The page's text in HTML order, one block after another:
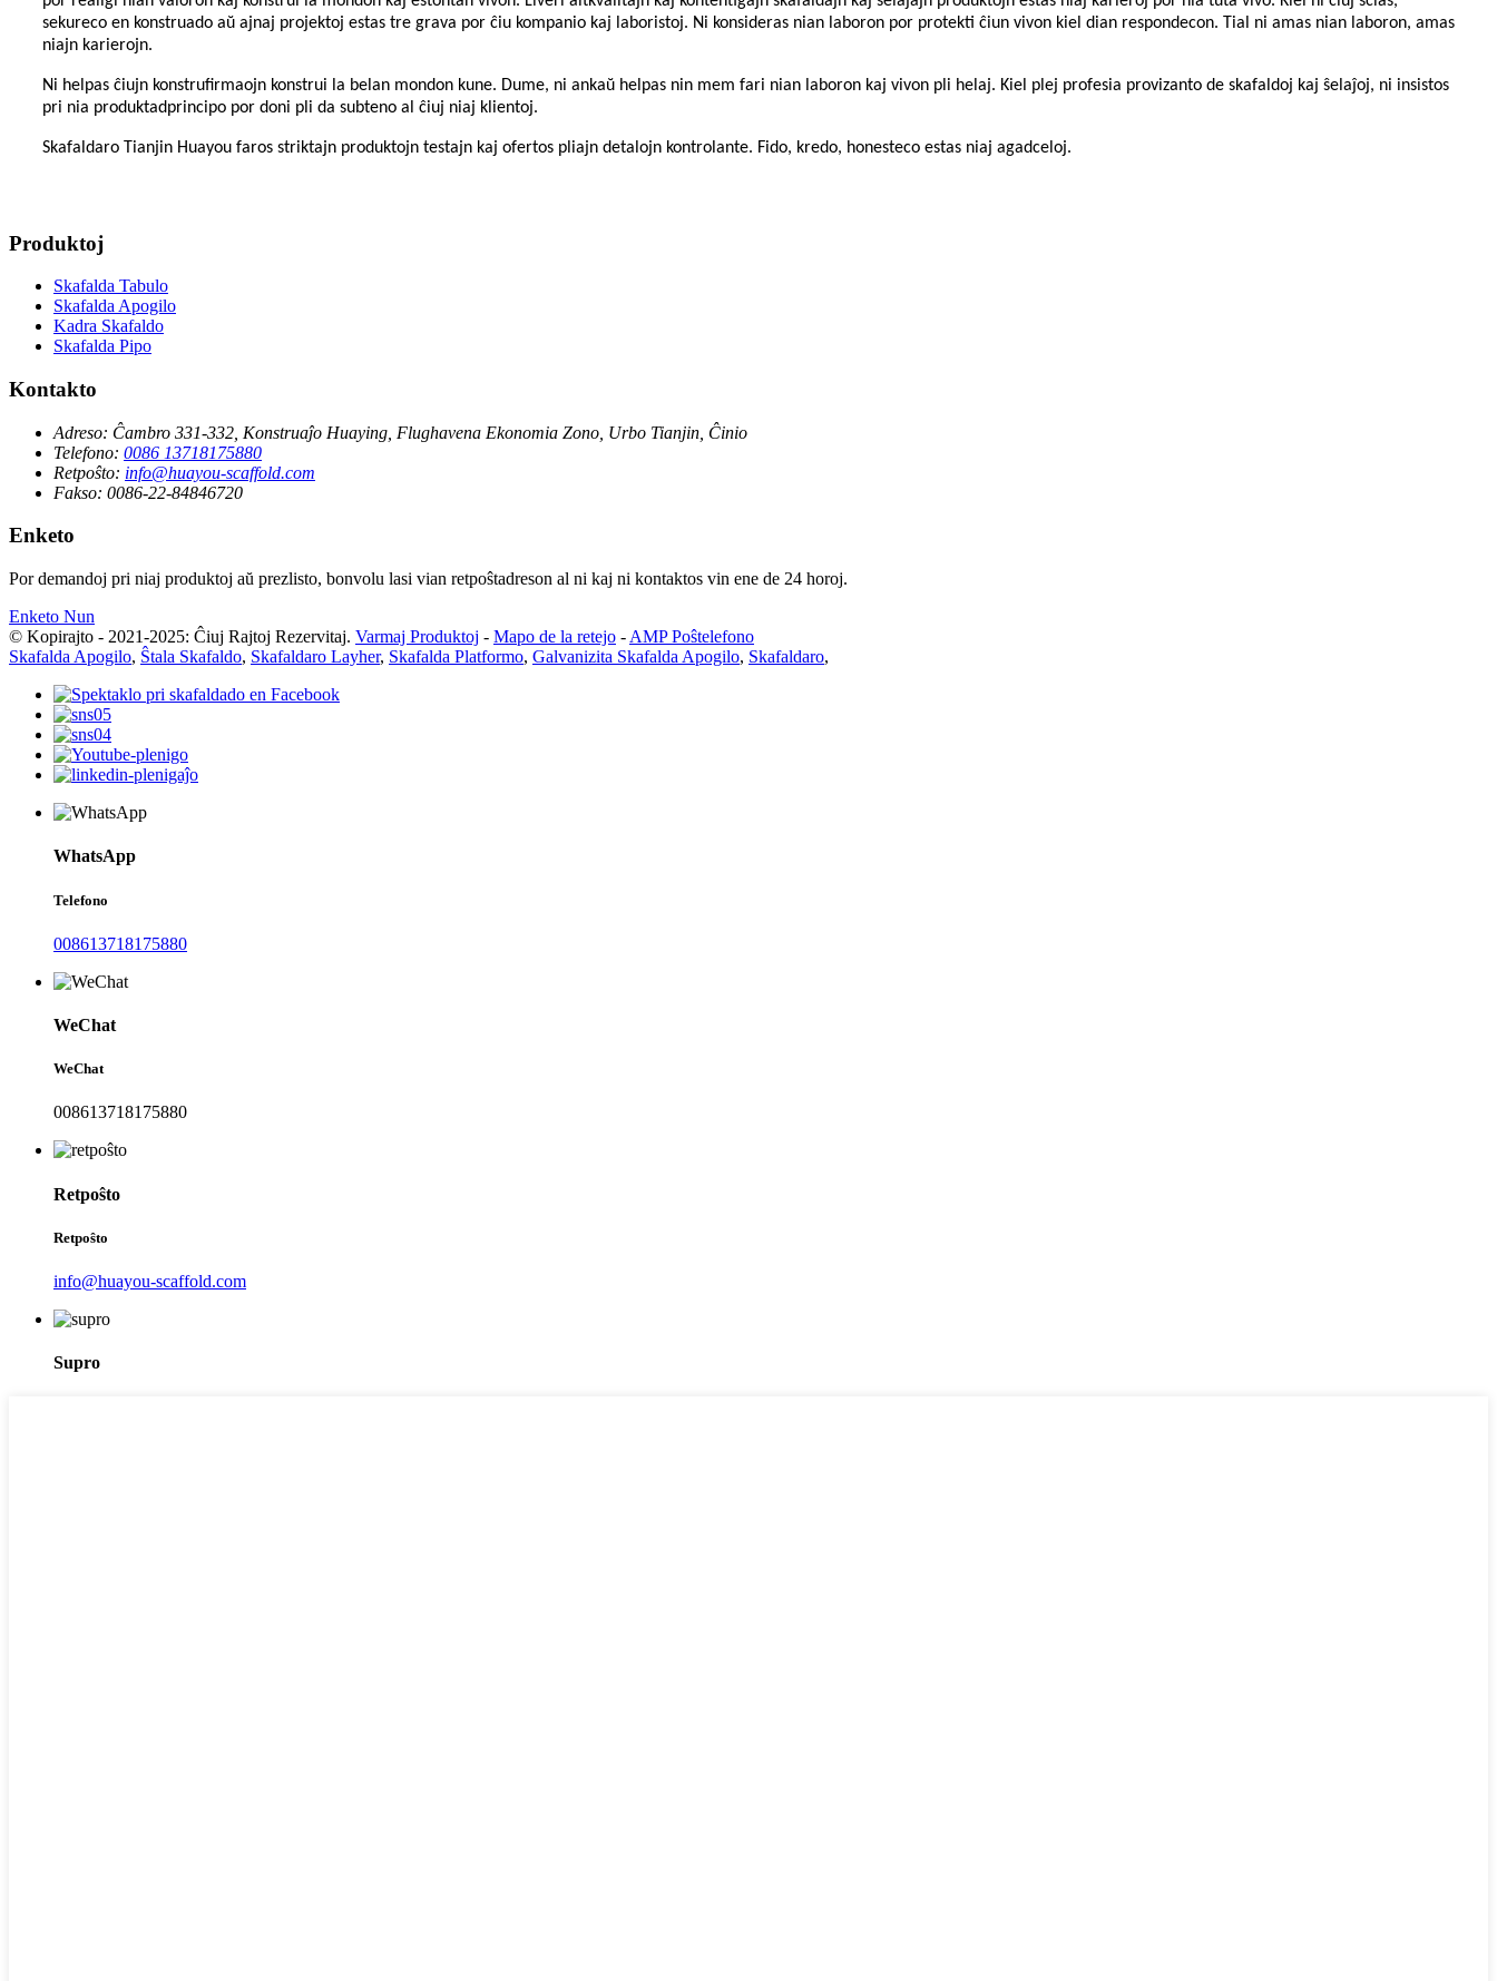
sekureco en konstruado aŭ ajnaj projektoj estas tre grava por ĉiu kompanio kaj laboristoj. Ni konsideras nian laboron por protekti ĉiun vivon kiel dian respondecon. Tial ni amas nian laboron, amas
niajn karierojn.
Ni helpas ĉiujn konstrufirmaojn konstrui la belan mondon kune. Dume, ni ankaŭ helpas nin mem fari nian laboron kaj vivon pli helaj. Kiel plej profesia provizanto de skafaldoj kaj ŝelaĵoj, ni insistos
pri nia produktadprincipo por doni pli da subteno al ĉiuj niaj klientoj.
Skafaldaro Tianjin Huayou faros striktajn produktojn testajn kaj ofertos pliajn detalojn kontrolante. Fido, kredo, honesteco estas niaj agadceloj.
Produktoj
Skafalda Tabulo
Skafalda Apogilo
Kadra Skafaldo
Skafalda Pipo
Kontakto
Adreso: Ĉambro 331-332, Konstruaĵo Huaying, Flughavena Ekonomia Zono, Urbo Tianjin, Ĉinio
Telefono: 0086 13718175880
Retpoŝto: info@huayou-scaffold.com
Fakso: 0086-22-84846720
Enketo
Por demandoj pri niaj produktoj aŭ prezlisto, bonvolu lasi vian retpoŝtadreson al ni kaj ni kontaktos vin ene de 24 horoj.
Enketo Nun
© Kopirajto - 2021-2025: Ĉiuj Rajtoj Rezervitaj. Varmaj Produktoj - Mapo de la retejo - AMP Poŝtelefono
Skafalda Apogilo, Ŝtala Skafaldo, Skafaldaro Layher, Skafalda Platformo, Galvanizita Skafalda Apogilo, Skafaldaro,
WhatsApp
Telefono
008613718175880
WeChat
WeChat
008613718175880
Retpoŝto
Retpoŝto
info@huayou-scaffold.com
Supro